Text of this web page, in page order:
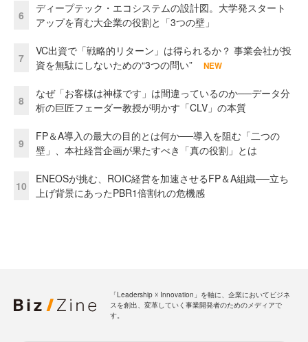
6
ディープテック・エコシステムの設計図。大学発スタート
アップを育む大企業の役割と「3つの壁」
7
VC出資で「戦略的リターン」は得られるか？ 事業会社が投
資を無駄にしないための“3つの問い”
NEW
8
なぜ「お客様は神様です」は間違っているのか──データ分
析の巨匠フェーダー教授が明かす「CLV」の本質
9
FP＆A導入の最大の目的とは何か──導入を阻む「二つの
壁」、本社経営企画が果たすべき「真の役割」とは
10
ENEOSが挑む、ROIC経営を加速させるFP＆A組織──立ち
上げ背景にあったPBR1倍割れの危機感
「Leadership ☓ Innovation」を軸に、企業においてビジネ
スを創出、変革していく事業開発者のためのメディアで
す。